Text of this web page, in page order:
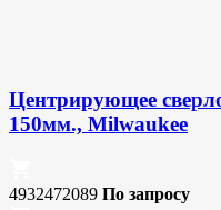
Центрирующее
150мм., Milwaukee
4932472089 По запросу